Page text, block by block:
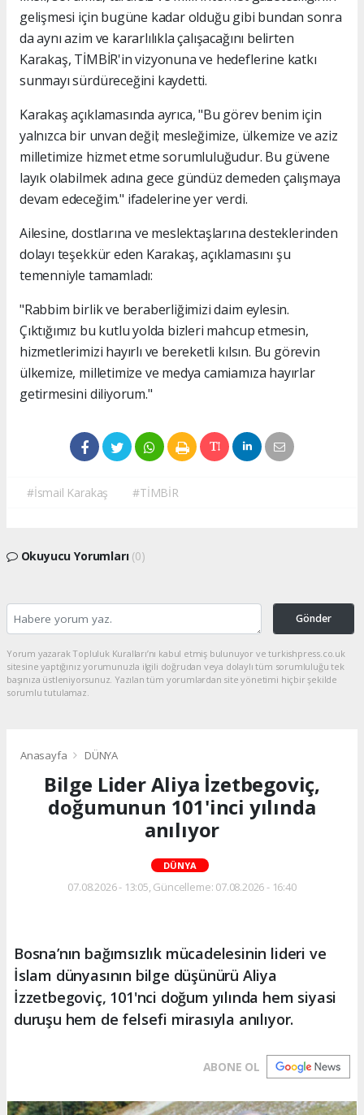
gelişmesi için bugüne kadar olduğu gibi bundan sonra
da aynı azim ve kararlılıkla çalışacağını belirten
Karakaş, TİMBİR'in vizyonuna ve hedeflerine katkı
sunmayı sürdüreceğini kaydetti.
Karakaş açıklamasında ayrıca, "Bu görev benim için
yalnızca bir unvan değil; mesleğimize, ülkemize ve aziz
milletimize hizmet etme sorumluluğudur. Bu güvene
layık olabilmek adına gece gündüz demeden çalışmaya
devam edeceğim." ifadelerine yer verdi.
Ailesine, dostlarına ve meslektaşlarına desteklerinden
dolayı teşekkür eden Karakaş, açıklamasını şu
temenniyle tamamladı:
"Rabbim birlik ve beraberliğimizi daim eylesin.
Çıktığımız bu kutlu yolda bizleri mahcup etmesin,
hizmetlerimizi hayırlı ve bereketli kılsın. Bu görevin
ülkemize, milletimize ve medya camiamıza hayırlar
getirmesini diliyorum."
#İsmail Karakaş #TİMBİR
Okuyucu Yorumları (0)
Gönder
Yorum yazarak Topluluk Kuralları’nı kabul etmiş bulunuyor ve turkishpress.co.uk
sitesine yaptığınız yorumunuzla ilgili doğrudan veya dolaylı tüm sorumluluğu tek
başınıza üstleniyorsunuz. Yazılan tüm yorumlardan site yönetimi hiçbir şekilde
sorumlu tutulamaz.
Anasayfa DÜNYA
Bilge Lider Aliya İzetbegoviç,
doğumunun 101'inci yılında
anılıyor
DÜNYA
07.08.2026 - 13:05, Güncelleme: 07.08.2026 - 16:40
Bosna’nın bağımsızlık mücadelesinin lideri ve
İslam dünyasının bilge düşünürü Aliya
İzzetbegoviç, 101'nci doğum yılında hem siyasi
duruşu hem de felsefi mirasıyla anılıyor.
ABONE OL